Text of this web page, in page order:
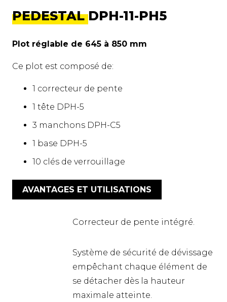
PEDESTAL DPH-11-PH5
Plot réglable de 645 à 850 mm
Ce plot est composé de:
1 correcteur de pente
1 tête DPH-5
3 manchons DPH-C5
1 base DPH-5
10 clés de verrouillage
AVANTAGES ET UTILISATIONS
Correcteur de pente intégré.
Système de sécurité de dévissage
empêchant chaque élément de
se détacher dès la hauteur
maximale atteinte.